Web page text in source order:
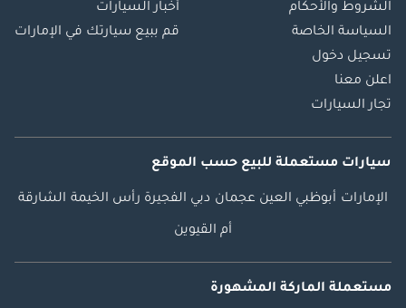
الشروط والأحكام
السياسة الخاصة
تسجيل دخول
اعلن معنا
تجار السيارات
أخبار السيارات
قم ببيع سيارتك في الإمارات
سيارات مستعملة للبيع حسب الموقع
الإمارات أبوظبي العين عجمان دبي الفجيرة رأس الخيمة الشارقة
أم القيوين
مستعملة الماركة المشهورة